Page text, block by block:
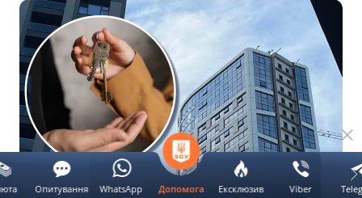
Одна рука передає іншій ключі в руку, багатоповерхові будинки.
Допомога Ексклюзив Viber
Опитування WhatsApp